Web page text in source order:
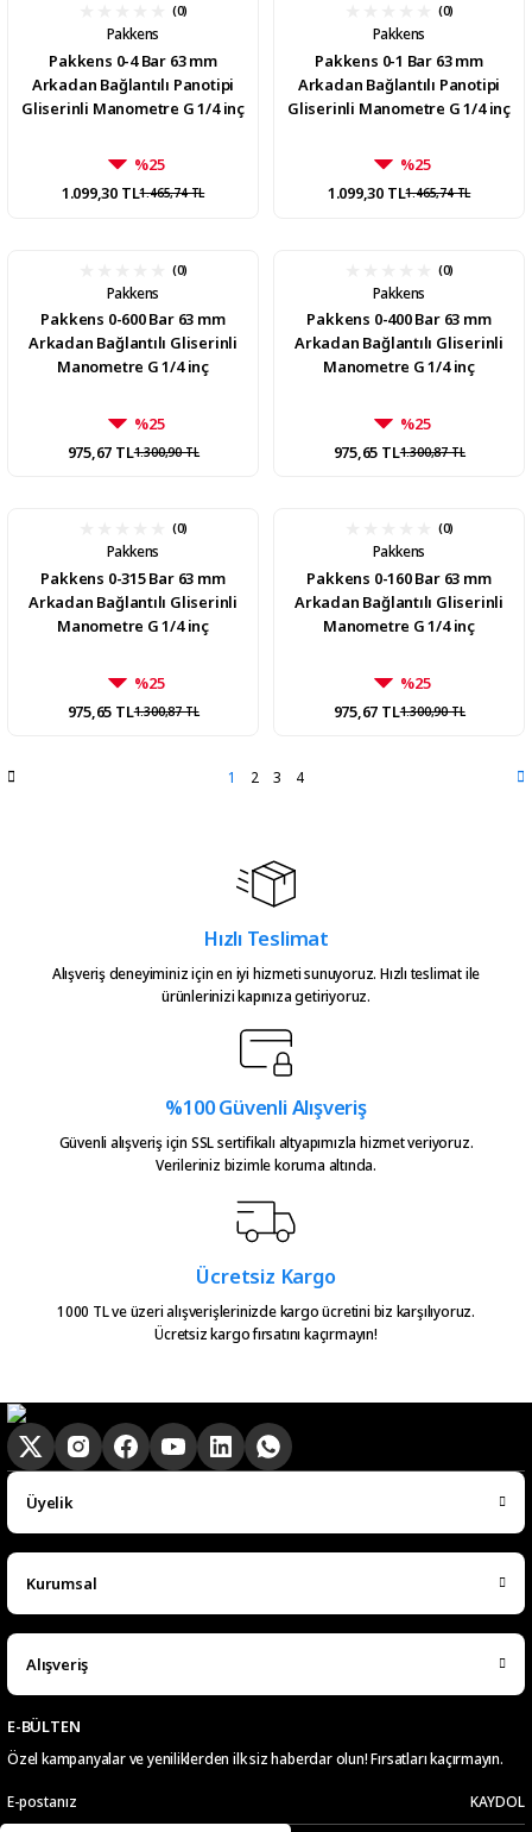
(0)
Pakkens
Pakkens 0-4 Bar 63 mm
Arkadan Bağlantılı Panotipi
Gliserinli Manometre G 1/4 inç
%25
1.099,30 TL1.465,74 TL
(0)
Pakkens
Pakkens 0-1 Bar 63 mm
Arkadan Bağlantılı Panotipi
Gliserinli Manometre G 1/4 inç
%25
1.099,30 TL1.465,74 TL
(0)
Pakkens
Pakkens 0-600 Bar 63 mm
Arkadan Bağlantılı Gliserinli
Manometre G 1/4 inç
%25
975,67 TL1.300,90 TL
(0)
Pakkens
Pakkens 0-400 Bar 63 mm
Arkadan Bağlantılı Gliserinli
Manometre G 1/4 inç
%25
975,65 TL1.300,87 TL
(0)
Pakkens
Pakkens 0-315 Bar 63 mm
Arkadan Bağlantılı Gliserinli
Manometre G 1/4 inç
%25
975,65 TL1.300,87 TL
(0)
Pakkens
Pakkens 0-160 Bar 63 mm
Arkadan Bağlantılı Gliserinli
Manometre G 1/4 inç
%25
975,67 TL1.300,90 TL
1 2 3 4
Hızlı Teslimat
Alışveriş deneyiminiz için en iyi hizmeti sunuyoruz. Hızlı teslimat ile
ürünlerinizi kapınıza getiriyoruz.
%100 Güvenli Alışveriş
Güvenli alışveriş için SSL sertifikalı altyapımızla hizmet veriyoruz.
Verileriniz bizimle koruma altında.
Ücretsiz Kargo
1000 TL ve üzeri alışverişlerinizde kargo ücretini biz karşılıyoruz.
Ücretsiz kargo fırsatını kaçırmayın!
Üyelik
Kurumsal
Alışveriş
E-BÜLTEN
Özel kampanyalar ve yeniliklerden ilk siz haberdar olun! Fırsatları kaçırmayın.
KAYDOL